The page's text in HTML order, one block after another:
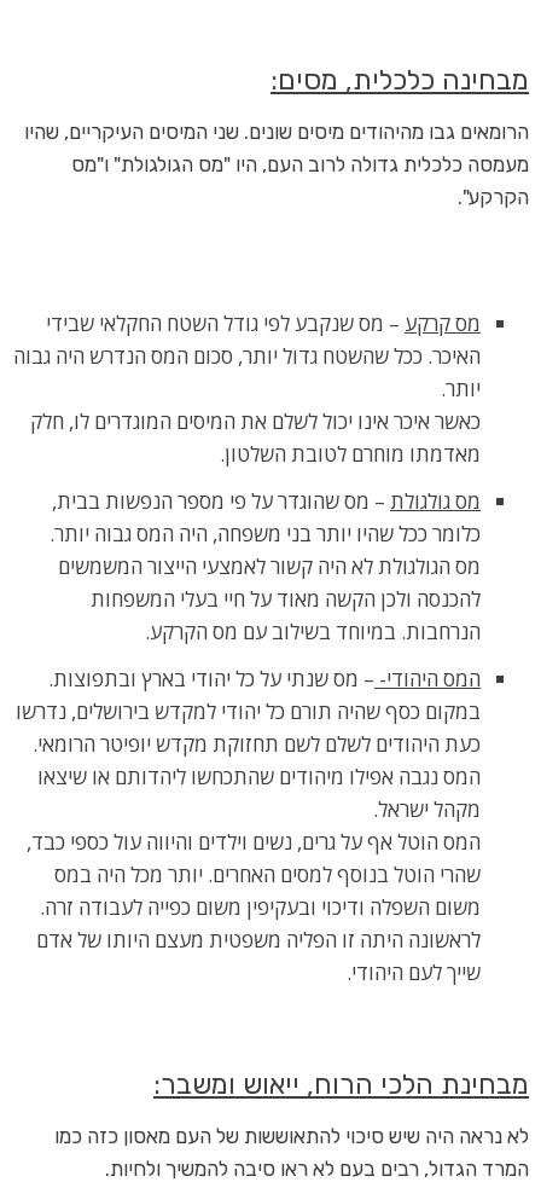
מבחינה כלכלית, מסים:
הרומאים גבו מהיהודים מיסים שונים. שני המיסים העיקריים, שהיו
מעמסה כלכלית גדולה לרוב העם, היו "מס הגולגולת" ו"מס
הקרקע".
מס קרקע – מס שנקבע לפי גודל השטח החקלאי שבידי
האיכר. ככל שהשטח גדול יותר, סכום המס הנדרש היה גבוה
יותר.
כאשר איכר אינו יכול לשלם את המיסים המוגדרים לו, חלק
מאדמתו מוחרם לטובת השלטון.
מס גולגולת – מס שהוגדר על פי מספר הנפשות בבית,
כלומר ככל שהיו יותר בני משפחה, היה המס גבוה יותר.
מס הגולגולת לא היה קשור לאמצעי הייצור המשמשים
להכנסה ולכן הקשה מאוד על חיי בעלי המשפחות
הנרחבות. במיוחד בשילוב עם מס הקרקע.
המס היהודי- – מס שנתי על כל יהודי בארץ ובתפוצות.
במקום כסף שהיה תורם כל יהודי למקדש בירושלים, נדרשו
כעת היהודים לשלם לשם תחזוקת מקדש יופיטר הרומאי.
המס נגבה אפילו מיהודים שהתכחשו ליהדותם או שיצאו
מקהל ישראל.
המס הוטל אף על גרים, נשים וילדים והיווה עול כספי כבד,
שהרי הוטל בנוסף למסים האחרים. יותר מכל היה במס
משום השפלה ודיכוי ובעקיפין משום כפייה לעבודה זרה.
לראשונה היתה זו הפליה משפטית מעצם היותו של אדם
שייך לעם היהודי.
מבחינת הלכי הרוח, ייאוש ומשבר:
לא נראה היה שיש סיכוי להתאוששות של העם מאסון כזה כמו
המרד הגדול, רבים בעם לא ראו סיבה להמשיך ולחיות.